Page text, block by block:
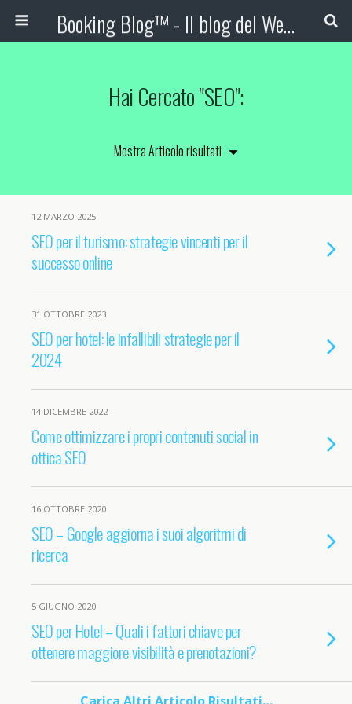
Booking Blog™ - Il blog del Web Marketing Turistico
Hai Cercato "SEO":
12 MARZO 2025
SEO per il turismo: strategie vincenti per il
successo online
31 OTTOBRE 2023
SEO per hotel: le infallibili strategie per il
2024
14 DICEMBRE 2022
Come ottimizzare i propri contenuti social in
ottica SEO
16 OTTOBRE 2020
SEO – Google aggiorna i suoi algoritmi di
ricerca
5 GIUGNO 2020
SEO per Hotel – Quali i fattori chiave per
ottenere maggiore visibilità e prenotazioni?